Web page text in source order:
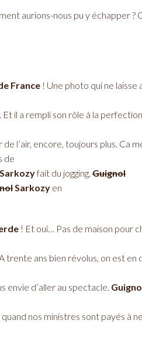
aurions-nous pu y échapper ?
France ! Une photo qui ne
Et il a rempli son rôle à la
l’air, encore, toujours plus. Ca
de
Sarkozyfait du jogging,Guignol
Sarkozy en
! Et oui… Pas de maison pour
trente ans bien révolus, on est en
envie d’aller au spectacle.
nos ministres sont payés à